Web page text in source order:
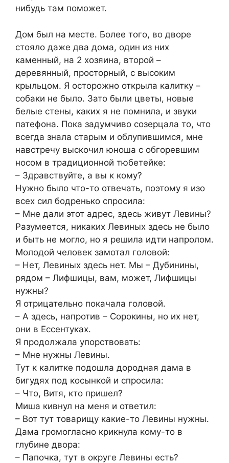
нибудь там поможет.
Дом был на месте. Более того, во дворе
стояло даже два дома, один из них
каменный, на 2 хозяина, второй –
деревянный, просторный, с высоким
крыльцом. Я осторожно открыла калитку –
собаки не было. Зато были цветы, новые
белые стены, каких я не помнила, и звуки
патефона. Пока задумчиво созерцала то, что
всегда знала старым и облупившимся, мне
навстречу выскочил юноша с обгоревшим
носом в традиционной тюбетейке:
– Здравствуйте, а вы к кому?
Нужно было что-то отвечать, поэтому я изо
всех сил бодренько спросила:
– Мне дали этот адрес, здесь живут Левины?
Разумеется, никаких Левиных здесь не было
и быть не могло, но я решила идти напролом.
Молодой человек замотал головой:
– Нет, Левиных здесь нет. Мы – Дубинины,
рядом – Лифшицы, вам, может, Лифшицы
нужны?
Я отрицательно покачала головой.
– А здесь, напротив – Сорокины, но их нет,
они в Ессентуках.
Я продолжала упорствовать:
– Мне нужны Левины.
Тут к калитке подошла дородная дама в
бигудях под косынкой и спросила:
– Что, Витя, кто пришел?
Миша кивнул на меня и ответил:
– Вот тут товарищу какие-то Левины нужны.
Дама громогласно крикнула кому-то в
глубине двора:
– Папочка, тут в округе Левины есть?